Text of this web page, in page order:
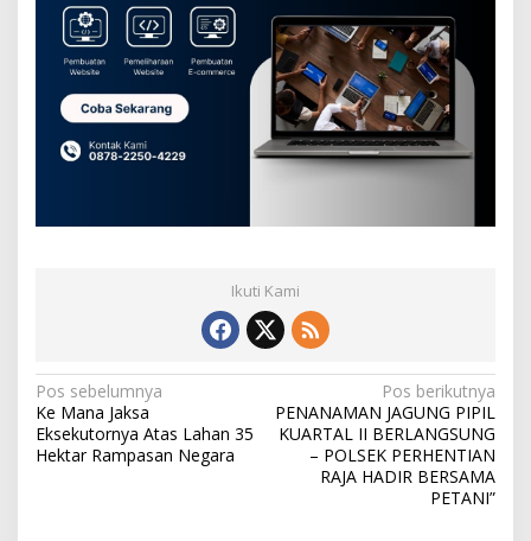
Ikuti Kami
N
a
v
Pos sebelumnya
Ke Mana Jaksa
Eksekutornya Atas Lahan 35
Hektar Rampasan Negara
Pos berikutnya
PENANAMAN JAGUNG PIPIL
KUARTAL II BERLANGSUNG
– POLSEK PERHENTIAN
RAJA HADIR BERSAMA
PETANI”